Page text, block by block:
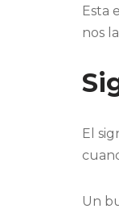
Esta
nos
El
Un